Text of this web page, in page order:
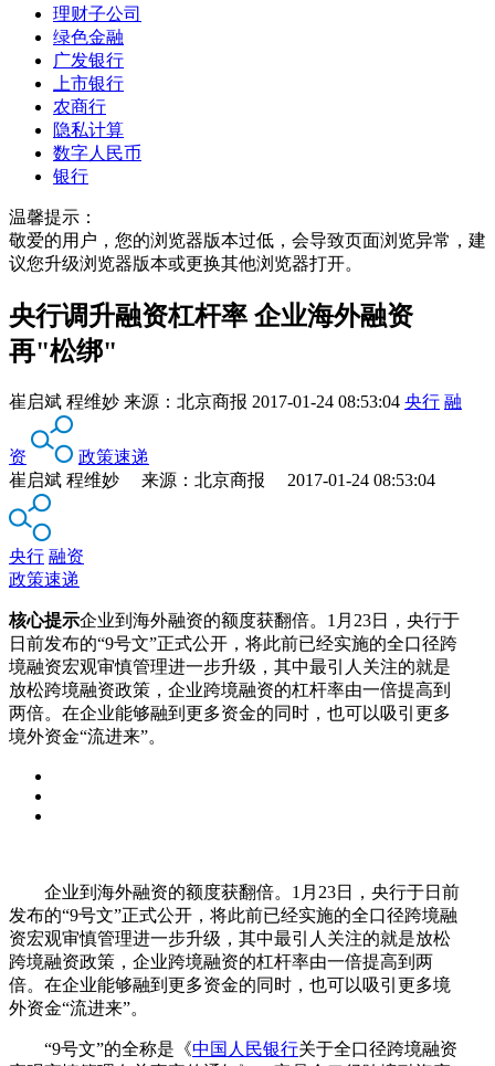
理财子公司
绿色金融
广发银行
上市银行
农商行
隐私计算
数字人民币
银行
温馨提示：
敬爱的用户，您的浏览器版本过低，会导致页面浏览异常，建
议您升级浏览器版本或更换其他浏览器打开。
央行调升融资杠杆率 企业海外融资
再"松绑"
崔启斌 程维妙 来源： 北京商报 2017-01-24 08:53:04 央行 融
资
政策速递
崔启斌 程维妙 来源：北京商报 2017-01-24 08:53:04
央行 融资
政策速递
核心提示企业到海外融资的额度获翻倍。1月23日，央行于
日前发布的“9号文”正式公开，将此前已经实施的全口径跨
境融资宏观审慎管理进一步升级，其中最引人关注的就是
放松跨境融资政策，企业跨境融资的杠杆率由一倍提高到
两倍。在企业能够融到更多资金的同时，也可以吸引更多
境外资金“流进来”。
企业到海外融资的额度获翻倍。1月23日，央行于日前
发布的“9号文”正式公开，将此前已经实施的全口径跨境融
资宏观审慎管理进一步升级，其中最引人关注的就是放松
跨境融资政策，企业跨境融资的杠杆率由一倍提高到两
倍。在企业能够融到更多资金的同时，也可以吸引更多境
外资金“流进来”。
“9号文”的全称是《中国人民银行关于全口径跨境融资